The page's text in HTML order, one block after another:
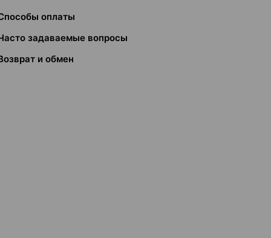
оплаты
задаваемые вопросы
и обмен